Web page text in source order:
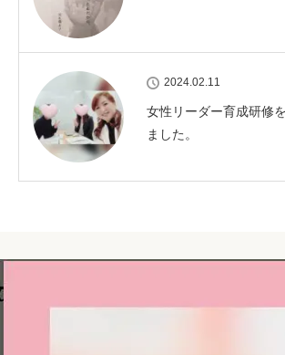
2024.02.11
女性リーダー育成研修
ました。